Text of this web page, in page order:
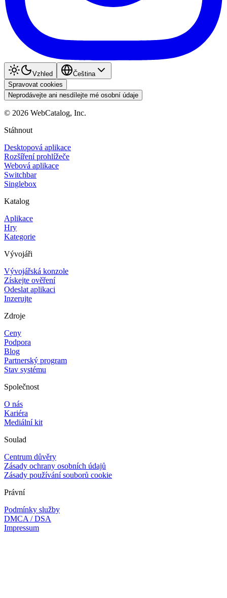
Vzhled
Čeština
Spravovat cookies
Neprodávejte ani nesdílejte mé osobní údaje
© 2026 WebCatalog, Inc.
Stáhnout
Desktopová aplikace
Rozšíření prohlížeče
Webová aplikace
Switchbar
Singlebox
Katalog
Aplikace
Hry
Kategorie
Vývojáři
Vývojářská konzole
Získejte ověření
Odeslat aplikaci
Inzerujte
Zdroje
Ceny
Podpora
Blog
Partnerský program
Stav systému
Společnost
O nás
Kariéra
Mediální kit
Soulad
Centrum důvěry
Zásady ochrany osobních údajů
Zásady používání souborů cookie
Právní
Podmínky služby
DMCA / DSA
Impressum